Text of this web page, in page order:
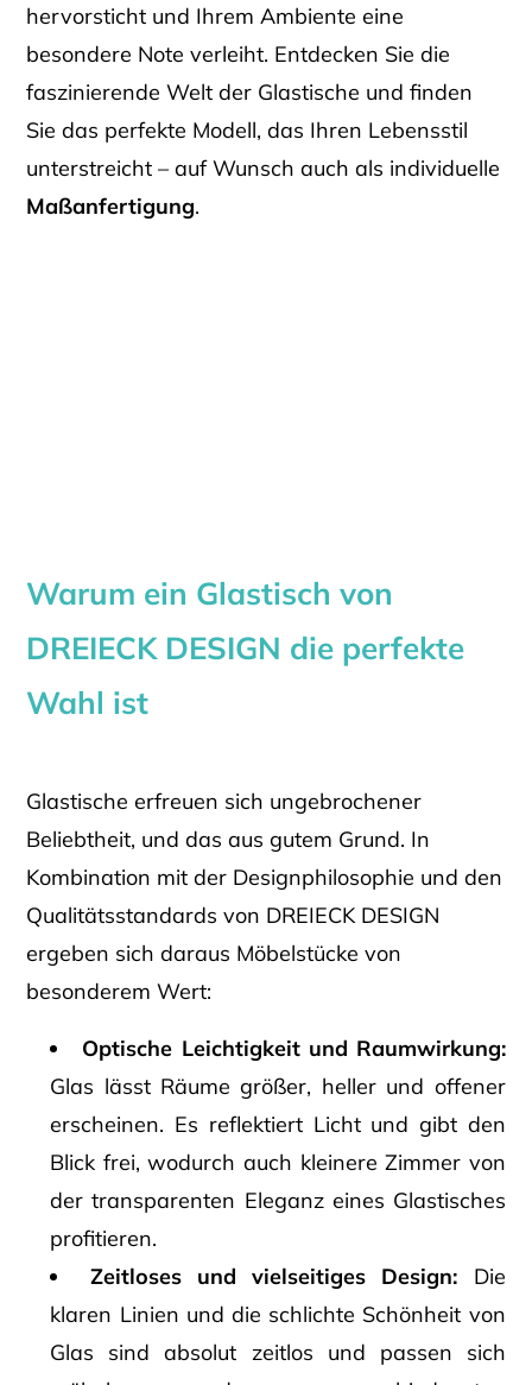
hervorsticht und Ihrem Ambiente eine
besondere Note verleiht. Entdecken Sie die
faszinierende Welt der Glastische und finden
Sie das perfekte Modell, das Ihren Lebensstil
unterstreicht – auf Wunsch auch als individuelle
Maßanfertigung.
Warum ein Glastisch von
DREIECK DESIGN die perfekte
Wahl ist
Glastische erfreuen sich ungebrochener
Beliebtheit, und das aus gutem Grund. In
Kombination mit der Designphilosophie und den
Qualitätsstandards von DREIECK DESIGN
ergeben sich daraus Möbelstücke von
besonderem Wert:
Optische Leichtigkeit und Raumwirkung:
Glas lässt Räume größer, heller und offener
erscheinen. Es reflektiert Licht und gibt den
Blick frei, wodurch auch kleinere Zimmer von
der transparenten Eleganz eines Glastisches
profitieren.
Zeitloses und vielseitiges Design: Die
klaren Linien und die schlichte Schönheit von
Glas sind absolut zeitlos und passen sich